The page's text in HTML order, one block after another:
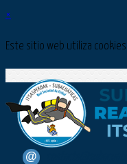
×
Este sitio web utiliza